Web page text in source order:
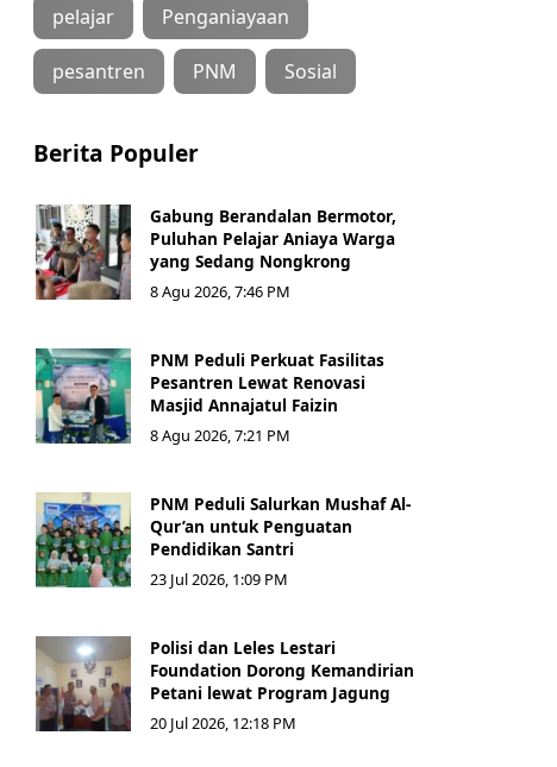
pelajar Penganiayaan
pesantren PNM Sosial
Berita Populer
Gabung Berandalan Bermotor,
Puluhan Pelajar Aniaya Warga
yang Sedang Nongkrong
8 Agu 2026, 7:46 PM
PNM Peduli Perkuat Fasilitas
Pesantren Lewat Renovasi
Masjid Annajatul Faizin
8 Agu 2026, 7:21 PM
PNM Peduli Salurkan Mushaf Al-
Qur’an untuk Penguatan
Pendidikan Santri
23 Jul 2026, 1:09 PM
Polisi dan Leles Lestari
Foundation Dorong Kemandirian
Petani lewat Program Jagung
20 Jul 2026, 12:18 PM